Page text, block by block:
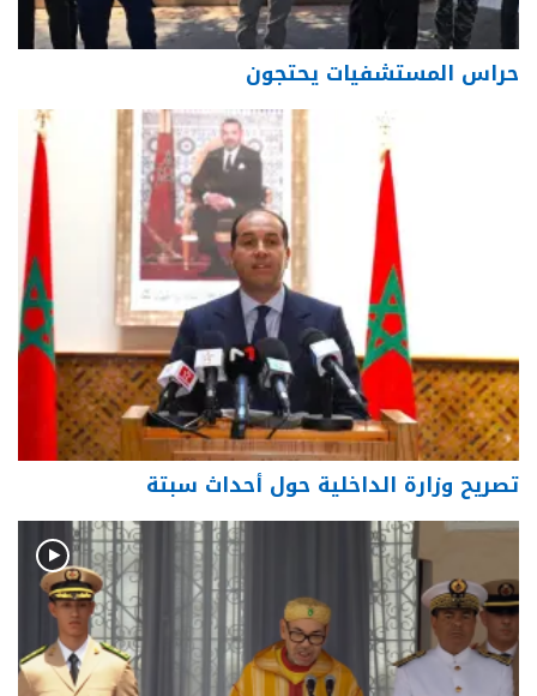
حراس المستشفيات يحتجون
تصريح وزارة الداخلية حول أحداث سبتة